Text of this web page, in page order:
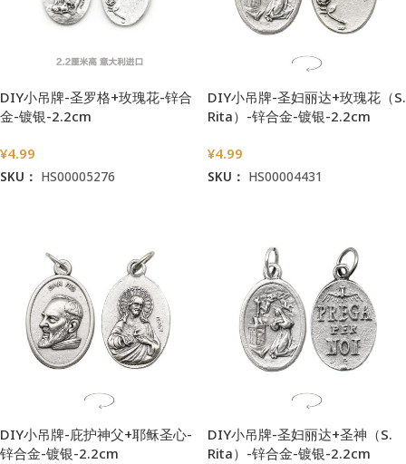
DIY小吊牌-圣罗格+玫瑰花-锌合
金-镀银-2.2cm
¥4.99
SKU： HS00005276
DIY小吊牌-圣妇丽达+玫瑰花（S.
Rita）-锌合金-镀银-2.2cm
¥4.99
SKU： HS00004431
DIY小吊牌-庇护神父+耶稣圣心-
锌合金-镀银-2.2cm
DIY小吊牌-圣妇丽达+圣神（S.
Rita）-锌合金-镀银-2.2cm